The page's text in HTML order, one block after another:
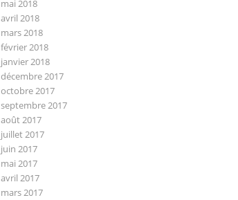
mai 2018
avril 2018
mars 2018
février 2018
janvier 2018
décembre 2017
octobre 2017
septembre 2017
août 2017
juillet 2017
juin 2017
mai 2017
avril 2017
mars 2017